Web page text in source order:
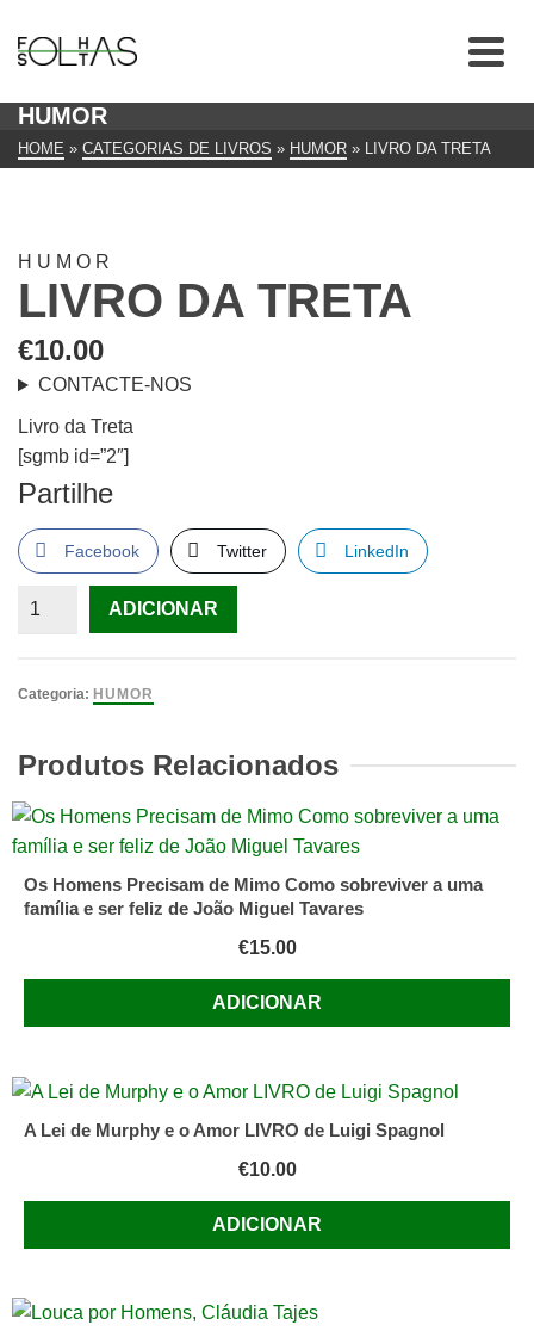
HUMOR
HOME » CATEGORIAS DE LIVROS » HUMOR » LIVRO DA TRETA
HUMOR
LIVRO DA TRETA
€10.00
CONTACTE-NOS
Livro da Treta
[sgmb id=”2″]
Partilhe
Facebook Twitter LinkedIn
Quantidade
da
ADICIONAR
Categoria: HUMOR
Produtos Relacionados
Os Homens Precisam de Mimo Como sobreviver a uma
família e ser feliz de João Miguel Tavares
€15.00
ADICIONAR
A Lei de Murphy e o Amor LIVRO de Luigi Spagnol
€10.00
ADICIONAR